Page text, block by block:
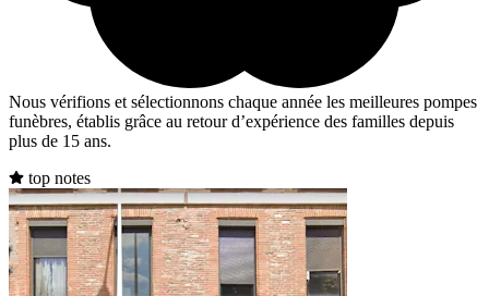
Nous vérifions et sélectionnons chaque année les meilleures pompes
funèbres, établis grâce au retour d’expérience des familles depuis
plus de 15 ans.
top notes